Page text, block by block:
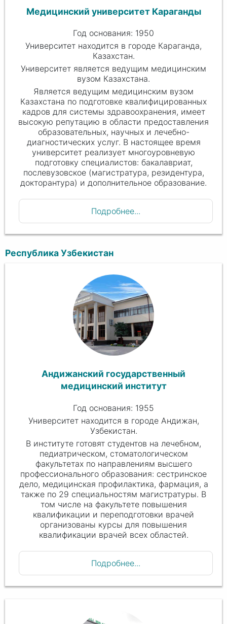
Медицинский университет Караганды
Год основания: 1950
Университет находится в городе Караганда,
Казахстан.
Университет является ведущим медицинским
вузом Казахстана.
Является ведущим медицинским вузом
Казахстана по подготовке квалифицированных
кадров для системы здравоохранения, имеет
высокую репутацию в области предоставления
образовательных, научных и лечебно-
диагностических услуг. В настоящее время
университет реализует многоуровневую
подготовку специалистов: бакалавриат,
послевузовское (магистратура, резидентура,
докторантура) и дополнительное образование.
Подробнее...
Республика Узбекистан
Андижанский государственный
медицинский институт
Год основания: 1955
Университет находится в городе Андижан,
Узбекистан.
В институте готовят студентов на лечебном,
педиатрическом, стоматологическом
факультетах по направлениям высшего
профессионального образования: сестринское
дело, медицинская профилактика, фармация, а
также по 29 специальностям магистратуры. В
том числе на факультете повышения
квалификации и переподготовки врачей
организованы курсы для повышения
квалификации врачей всех областей.
Подробнее...